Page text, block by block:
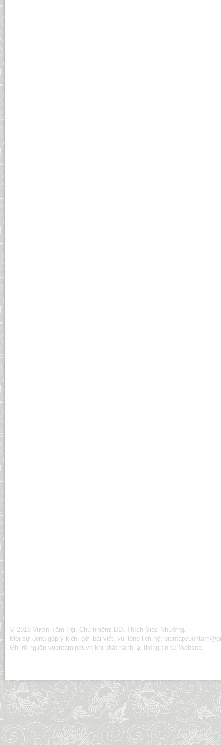
© 2018 Vườn Tâm Hội. Chủ nhiệm: ĐĐ. Thích Giác Nhường.
Mọi sự đóng góp ý kiến, gởi bài viết, vui lòng liên hệ:
Ghi rõ nguồn vuontam.net.vn khi phát hành lại thông tin từ Website.